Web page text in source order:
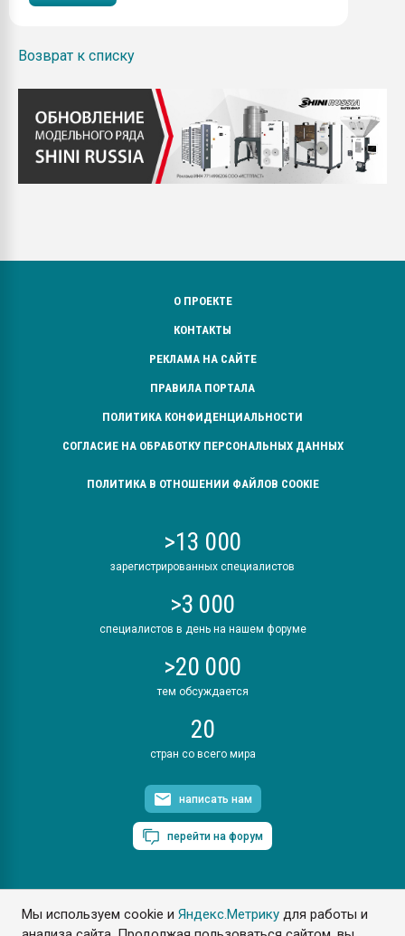
Мы используем cookie иЯндекс.Метрику для работы и
Возврат к списку
О ПРОЕКТЕ
КОНТАКТЫ
РЕКЛАМА НА САЙТЕ
ПРАВИЛА ПОРТАЛА
ПОЛИТИКА КОНФИДЕНЦИАЛЬНОСТИ
СОГЛАСИЕ НА ОБРАБОТКУ ПЕРСОНАЛЬНЫХ ДАННЫХ
ПОЛИТИКА В ОТНОШЕНИИ ФАЙЛОВ COOKIE
>13 000
зарегистрированных специалистов
>3 000
специалистов в день на нашем форуме
>20 000
тем обсуждается
20
стран со всего мира
написать нам
перейти на форум
ПластЭксперт © 2006. Все права защищены